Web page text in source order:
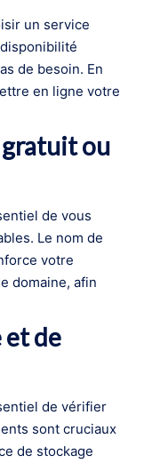
un service
de besoin. En
en ligne votre
gratuit ou
de vous
Le nom de
votre
domaine, afin
et de
de vérifier
sont cruciaux
de stockage